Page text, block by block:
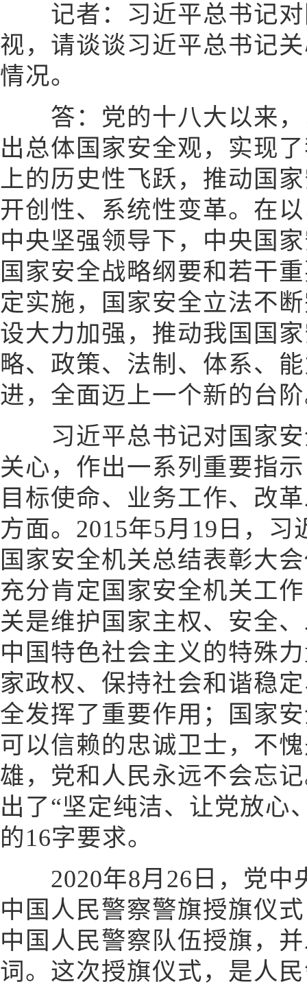
记者：习近平总书记对
视，请谈谈习近平总书记
情况。
答：党的十八大以来，
出总体国家安全观，实现
上的历史性飞跃，推动国
开创性、系统性变革。在
中央坚强领导下，中央国
国家安全战略纲要和若干
定实施，国家安全立法不
设大力加强，推动我国国
略、政策、法制、体系、
进，全面迈上一个新的台
习近平总书记对国家安
关心，作出一系列重要指
目标使命、业务工作、改
方面。2015年5月19日，
国家安全机关总结表彰大
充分肯定国家安全机关工
关是维护国家主权、安全
中国特色社会主义的特殊
家政权、保持社会和谐稳
全发挥了重要作用；国家
可以信赖的忠诚卫士，不
雄，党和人民永远不会忘
出了“坚定纯洁、让党放心
的16字要求。
2020年8月26日，党中
中国人民警察警旗授旗仪
中国人民警察队伍授旗，
词。这次授旗仪式，是人